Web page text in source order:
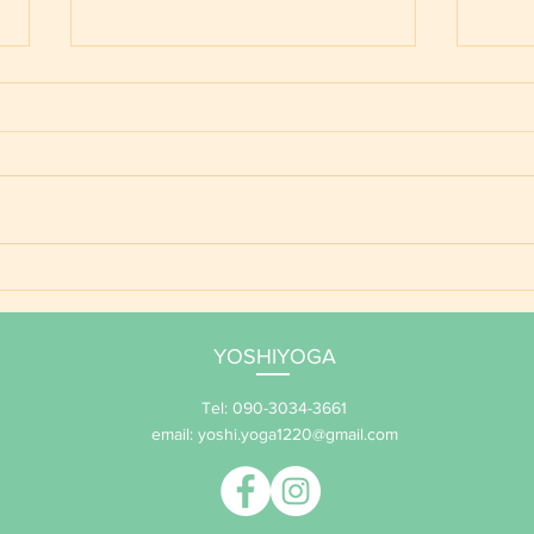
るこ
YOSHIYOGA
Tel: 090-3034-3661
email: yoshi.yoga1220@gmail.com